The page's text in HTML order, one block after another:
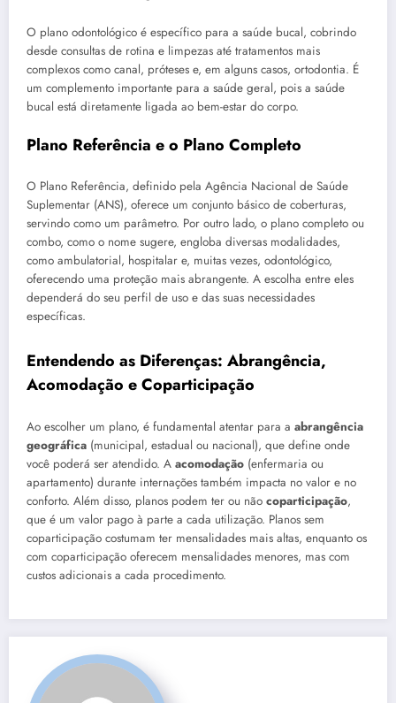
O plano odontológico é específico para a saúde bucal, cobrindo
desde consultas de rotina e limpezas até tratamentos mais
complexos como canal, próteses e, em alguns casos, ortodontia. É
um complemento importante para a saúde geral, pois a saúde
bucal está diretamente ligada ao bem-estar do corpo.
Plano Referência e o Plano Completo
O Plano Referência, definido pela Agência Nacional de Saúde
Suplementar (ANS), oferece um conjunto básico de coberturas,
servindo como um parâmetro. Por outro lado, o plano completo ou
combo, como o nome sugere, engloba diversas modalidades,
como ambulatorial, hospitalar e, muitas vezes, odontológico,
oferecendo uma proteção mais abrangente. A escolha entre eles
dependerá do seu perfil de uso e das suas necessidades
específicas.
Entendendo as Diferenças: Abrangência,
Acomodação e Coparticipação
Ao escolher um plano, é fundamental atentar para a abrangência
geográfica (municipal, estadual ou nacional), que define onde
você poderá ser atendido. A acomodação (enfermaria ou
apartamento) durante internações também impacta no valor e no
conforto. Além disso, planos podem ter ou não coparticipação,
que é um valor pago à parte a cada utilização. Planos sem
coparticipação costumam ter mensalidades mais altas, enquanto os
com coparticipação oferecem mensalidades menores, mas com
custos adicionais a cada procedimento.